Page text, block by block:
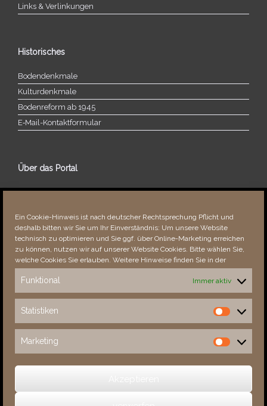
Ein Cookie-Hinweis ist nach deutscher Rechtsprechung Pflicht und
deshalb bitten wir Sie um Ihr Einverständnis: Um unsere Website
technisch zu optimieren und Sie ggf. über Online-Marketing erreichen
zu können, nutzen wir auf unserer Website Cookies. Bitte wählen Sie,
welche Cookies Sie erlauben. Weitere Hinweise finden Sie in der
Funktional Immer aktiv
Statistiken
Statistiken
Marketing
Marketing
Links & Verlinkungen
Historisches
Bodendenkmale
Kulturdenkmale
Bodenreform ab 1945
E‑Mail-​​Kontaktformular
Über das Portal
Über dieses Portal
Fehler bemerkt?
Besucher seit 08/​2021
This Week
33627